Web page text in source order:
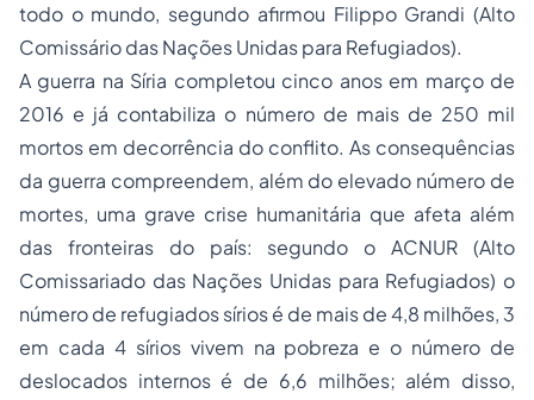
todo o mundo, segundo afirmou Filippo Grandi (Alto
Comissário das Nações Unidas para Refugiados).
A guerra na Síria completou cinco anos em março de
2016 e já contabiliza o número de mais de 250 mil
mortos em decorrência do conflito. As consequências
da guerra compreendem, além do elevado número de
mortes, uma grave crise humanitária que afeta além
das fronteiras do país: segundo o ACNUR (Alto
Comissariado das Nações Unidas para Refugiados) o
número de refugiados sírios é de mais de 4,8 milhões, 3
em cada 4 sírios vivem na pobreza e o número de
deslocados internos é de 6,6 milhões; além disso,